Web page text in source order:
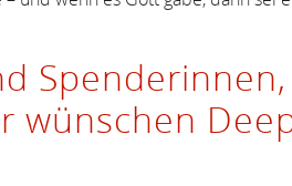
wünschen